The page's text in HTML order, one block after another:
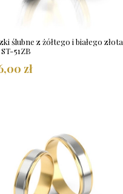
ślubne z żółtego i białego złota
51ZB
zł